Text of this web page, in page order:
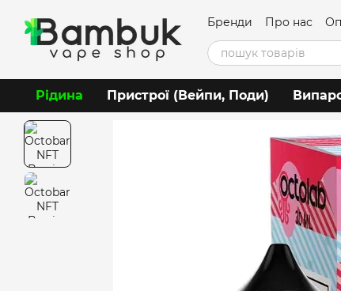
Бренди Про нас
Угода користувача
Рідина Пристрої (Вейпи, Поди)